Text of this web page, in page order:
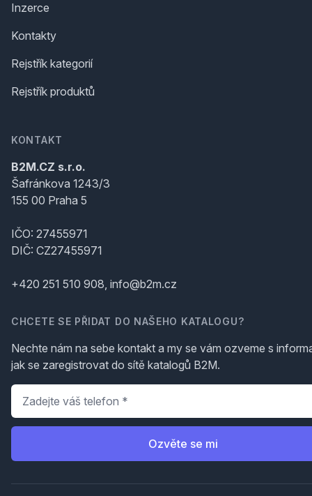
Inzerce
Kontakty
Rejstřík kategorií
Rejstřík produktů
KONTAKT
B2M.CZ s.r.o.
Šafránkova 1243/3
155 00 Praha 5
IČO: 27455971
DIČ: CZ27455971
+420 251 510 908, info@b2m.cz
CHCETE SE PŘIDAT DO NAŠEHO KATALOGU?
Nechte nám na sebe kontakt a my se vám ozveme s
jak se zaregistrovat do sítě katalogů B2M.
Telefon
Ozvěte se mi